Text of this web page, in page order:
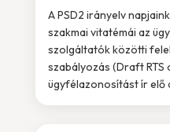
A PSD2 irányelv
szakmai vitatémái az
szolgáltatók közötti
szabályozás (Draft
ügyfélazonosítást ír elő